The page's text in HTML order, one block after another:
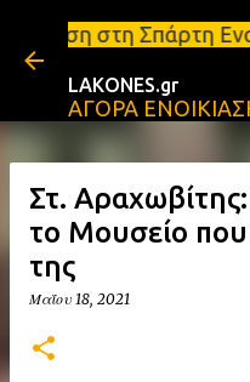
Μετάβαση στο
Ενοικιάσεις
LAKONES.gr
ΑΓΟΡΑ
Στ.
το Μουσείο που
της
Μαΐου 18, 2021